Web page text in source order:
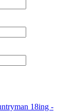
18ing -